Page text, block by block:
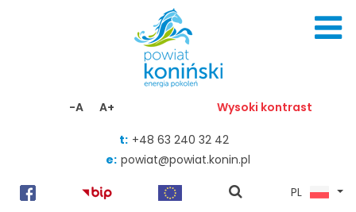
-A A+ Wysoki kontrast
t: +48 63 240 32 42
e: powiat@powiat.konin.pl
pokaż
PL